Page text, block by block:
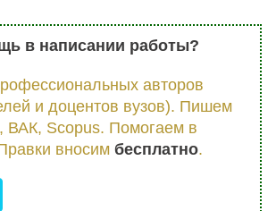
в написании работы?
авторов
и доцентов вузов). Пишем
ВАК, Scopus. Помогаем в
вносим бесплатно.